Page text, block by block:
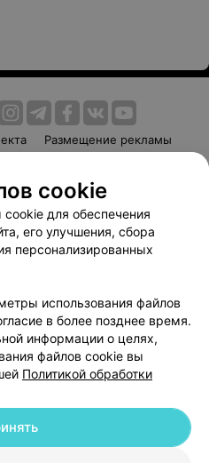
Размещение рекламы
Способы оплаты
Партнеры
103.by
данных
| 220012, Республика Беларусь,
cookie
для обеспечения
его улучшения, сбора
персонализированных
использования файлов
в более позднее время.
информации о целях,
файлов cookie вы
Политикой обработки